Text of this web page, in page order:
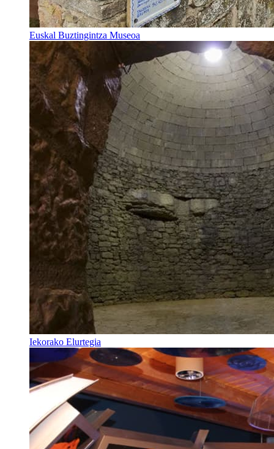
Euskal Buztingintza Museoa
Iekorako Elurtegia